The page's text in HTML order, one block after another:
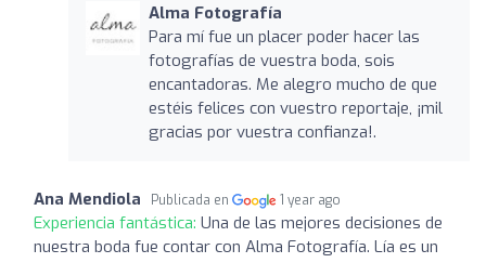
Alma Fotografía
Para mí fue un placer poder hacer las
fotografías de vuestra boda, sois
encantadoras. Me alegro mucho de que
estéis felices con vuestro reportaje, ¡mil
gracias por vuestra confianza!.
Ana Mendiola Publicada en 1 year ago
Experiencia fantástica: Una de las mejores decisiones de
nuestra boda fue contar con Alma Fotografía. Lía es un